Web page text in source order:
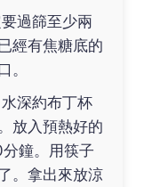
過篩至少兩
經有焦糖底的
。
深約布丁杯
放入預熱好的
鐘。用筷子
。拿出來放涼